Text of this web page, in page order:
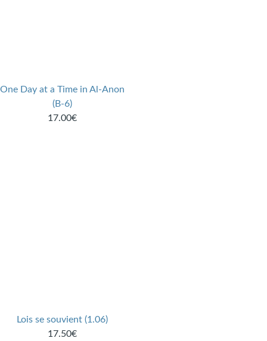
One Day at a Time in Al-Anon
(B-6)
17.00€
Lois se souvient (1.06)
17.50€